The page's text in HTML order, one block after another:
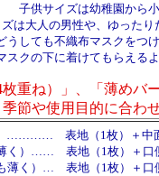
子供サイズは幼稚園から
は大人の男性や、ゆった
うしても不織布マスクをつ
スクの下に着けてもらえる
枚重ね）」、「薄め
季節や使用目的に合わ
………… 表地（1枚）＋中
表地（1枚）＋口側
… 表地（1枚）＋口側（